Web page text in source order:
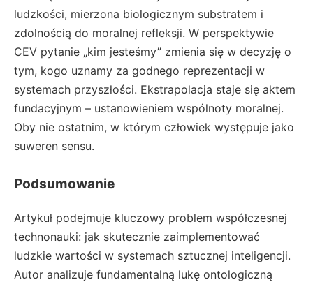
ludzkości, mierzona biologicznym substratem i
zdolnością do moralnej refleksji. W perspektywie
CEV pytanie „kim jesteśmy” zmienia się w decyzję o
tym, kogo uznamy za godnego reprezentacji w
systemach przyszłości. Ekstrapolacja staje się aktem
fundacyjnym – ustanowieniem wspólnoty moralnej.
Oby nie ostatnim, w którym człowiek występuje jako
suweren sensu.
Podsumowanie
Artykuł podejmuje kluczowy problem współczesnej
technonauki: jak skutecznie zaimplementować
ludzkie wartości w systemach sztucznej inteligencji.
Autor analizuje fundamentalną lukę ontologiczną